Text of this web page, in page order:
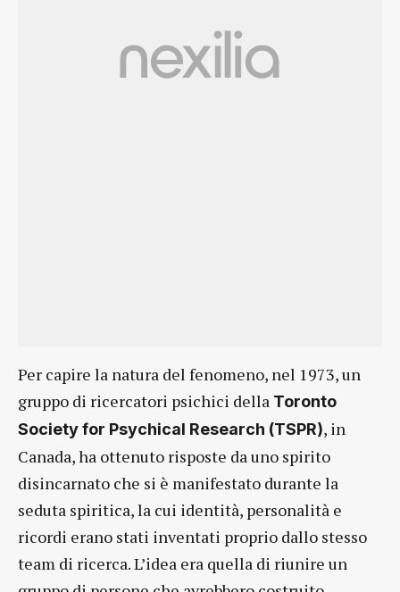
Per capire la natura del fenomeno, nel 1973, un
gruppo di ricercatori psichici della Toronto
Society for Psychical Research (TSPR), in
Canada, ha ottenuto risposte da uno spirito
disincarnato che si è manifestato durante la
seduta spiritica, la cui identità, personalità e
ricordi erano stati inventati proprio dallo stesso
team di ricerca. L’idea era quella di riunire un